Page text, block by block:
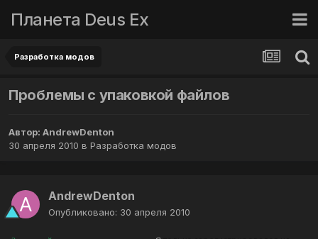
Планета Deus Ex
Разработка модов
Проблемы с упаковкой файлов
Автор: AndrewDenton
30 апреля 2010 в Разработка модов
AndrewDenton
Опубликовано: 30 апреля 2010